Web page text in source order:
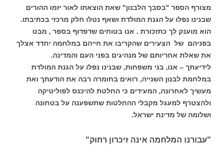
מצורף הספר "בסבך הלבנון" שאת הוצאתו לאור יזמו ההורים
שבנינו נפלו על הגנת המולדת ושאף נטלו חלק מרכזי בכתיבתו.
הוא מוענק לך כתזכורת . אנו בטוחים שדפדוף בספר , מבט
בפניהם של הצעירים שהקריבו את חייהם במלחמה יחדד אצלך
את שאלת אחריותם של מנהיגים בפני העם והמדינה.
לידיעתך – אנו, בני משפחות, שבנינו נפלו על הגנת המולדת
במלחמת לבנון השנייה, רואים בחומרה רבה את הודעתך ואת
מעשיך לאחרונה, המעידים כי החלטת להיכנס לפוליטיקה
ולהצטרף למעגל מקבלי ההחלטות שתשפענה על בטחונה
ושלומה של מדינת ישראל.
"עבורנו המלחמה אינה זיכרון רחוק"